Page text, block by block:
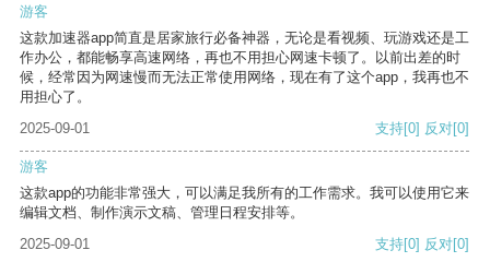
游客
这款加速器app简直是居家旅行必备神器，无论是看视频、玩游戏还是工
作办公，都能畅享高速网络，再也不用担心网速卡顿了。以前出差的时
候，经常因为网速慢而无法正常使用网络，现在有了这个app，我再也不
用担心了。
2025-09-01
支持[0] 反对[0]
游客
这款app的功能非常强大，可以满足我所有的工作需求。我可以使用它来
编辑文档、制作演示文稿、管理日程安排等。
2025-09-01
支持[0] 反对[0]